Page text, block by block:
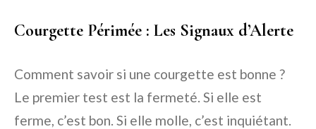
Courgette Périmée : Les Signaux d’Alerte
Comment savoir si une courgette est bonne ?
Le premier test est la fermeté. Si elle est
ferme, c’est bon. Si elle molle, c’est inquiétant.